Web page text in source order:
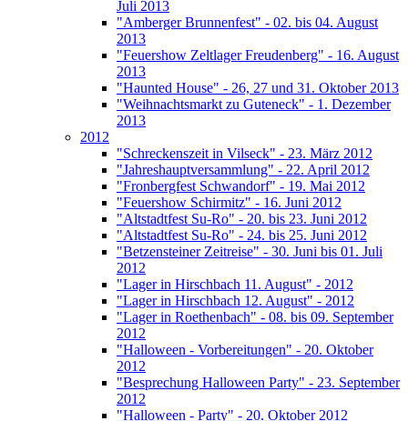
Juli 2013
"Amberger Brunnenfest" - 02. bis 04. August
2013
"Feuershow Zeltlager Freudenberg" - 16. August
2013
"Haunted House" - 26, 27 und 31. Oktober 2013
"Weihnachtsmarkt zu Guteneck" - 1. Dezember
2013
2012
"Schreckenszeit in Vilseck" - 23. März 2012
"Jahreshauptversammlung" - 22. April 2012
"Fronbergfest Schwandorf" - 19. Mai 2012
"Feuershow Schirmitz" - 16. Juni 2012
"Altstadtfest Su-Ro" - 20. bis 23. Juni 2012
"Altstadtfest Su-Ro" - 24. bis 25. Juni 2012
"Betzensteiner Zeitreise" - 30. Juni bis 01. Juli
2012
"Lager in Hirschbach 11. August" - 2012
"Lager in Hirschbach 12. August" - 2012
"Lager in Roethenbach" - 08. bis 09. September
2012
"Halloween - Vorbereitungen" - 20. Oktober
2012
"Besprechung Halloween Party" - 23. September
2012
"Halloween - Party" - 20. Oktober 2012